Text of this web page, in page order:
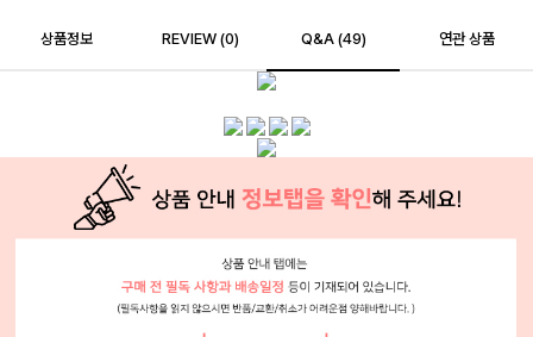
상품정보 REVIEW (0) Q&A (49) 연관 상품